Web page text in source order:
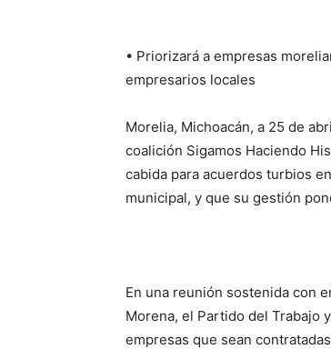
• Priorizará a empresas
empresarios locales
Morelia, Michoacán, a 25 de
coalición Sigamos Haciendo
cabida para acuerdos turbios
municipal, y que su gestión
En una reunión sostenida con
Morena, el Partido del Trabajo
empresas que sean